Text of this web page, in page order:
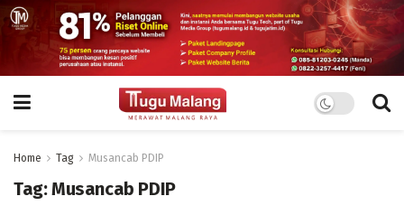
Home Tag Musancab PDIP
Tag:Musancab PDIP